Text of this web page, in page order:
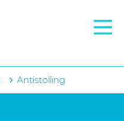
Antistolling